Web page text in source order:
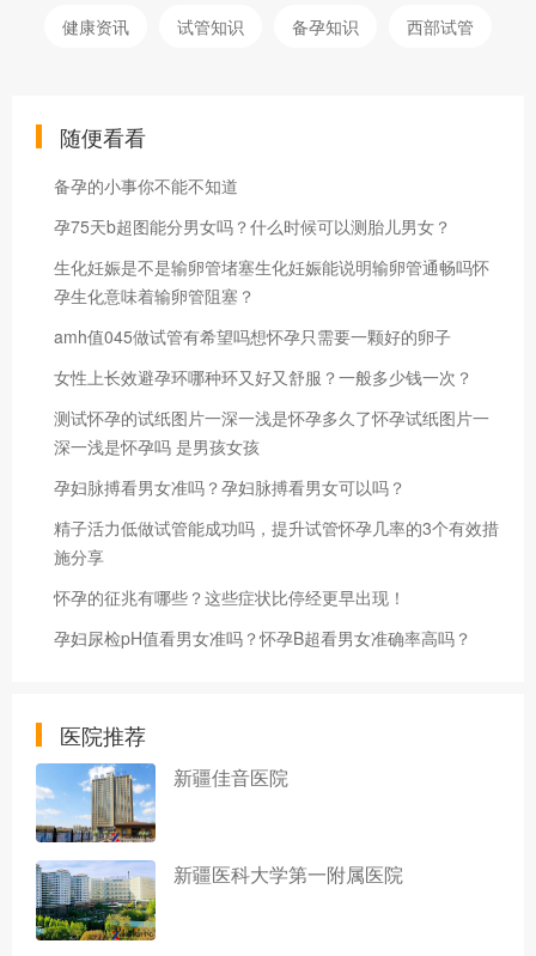
健康资讯 试管知识 备孕知识 西部试管
随便看看
备孕的小事你不能不知道
孕75天b超图能分男女吗？什么时候可以测胎儿男女？
生化妊娠是不是输卵管堵塞生化妊娠能说明输卵管通畅吗怀
孕生化意味着输卵管阻塞？
amh值045做试管有希望吗想怀孕只需要一颗好的卵子
女性上长效避孕环哪种环又好又舒服？一般多少钱一次？
测试怀孕的试纸图片一深一浅是怀孕多久了怀孕试纸图片一
深一浅是怀孕吗 是男孩女孩
孕妇脉搏看男女准吗？孕妇脉搏看男女可以吗？
精子活力低做试管能成功吗，提升试管怀孕几率的3个有效措
施分享
怀孕的征兆有哪些？这些症状比停经更早出现！
孕妇尿检pH值看男女准吗？怀孕B超看男女准确率高吗？
医院推荐
新疆佳音医院
新疆医科大学第一附属医院